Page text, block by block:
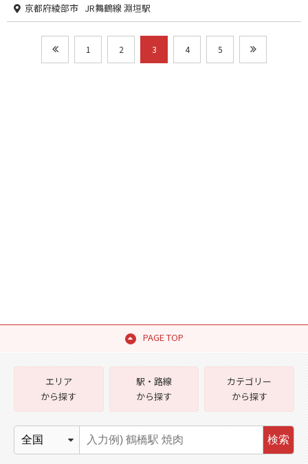
京都府綾部市 JR舞鶴線 淵垣駅
1 2 3 4 5
PAGE TOP
エリア
から探す
駅・路線
から探す
カテゴリー
から探す
検索